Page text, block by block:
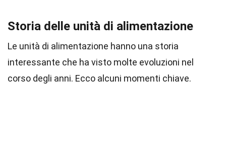
Storia delle unità di alimentazione
Le unità di alimentazione hanno una storia
interessante che ha visto molte evoluzioni nel
corso degli anni. Ecco alcuni momenti chiave.